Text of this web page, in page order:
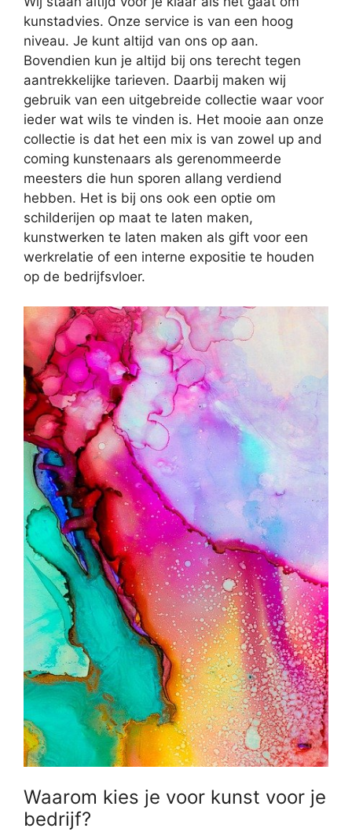
kunstadvies. Onze service is van een hoog
niveau. Je kunt altijd van ons op aan.
Bovendien kun je altijd bij ons terecht tegen
aantrekkelijke tarieven. Daarbij maken wij
gebruik van een uitgebreide collectie waar voor
ieder wat wils te vinden is. Het mooie aan onze
collectie is dat het een mix is van zowel up and
coming kunstenaars als gerenommeerde
meesters die hun sporen allang verdiend
hebben. Het is bij ons ook een optie om
schilderijen op maat te laten maken,
kunstwerken te laten maken als gift voor een
werkrelatie of een interne expositie te houden
op de bedrijfsvloer.
Waarom kies je voor kunst voor je
bedrijf?